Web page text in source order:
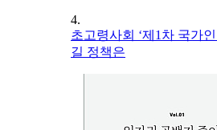
4.
초고령사회 ‘제1차 국가
길 정책은